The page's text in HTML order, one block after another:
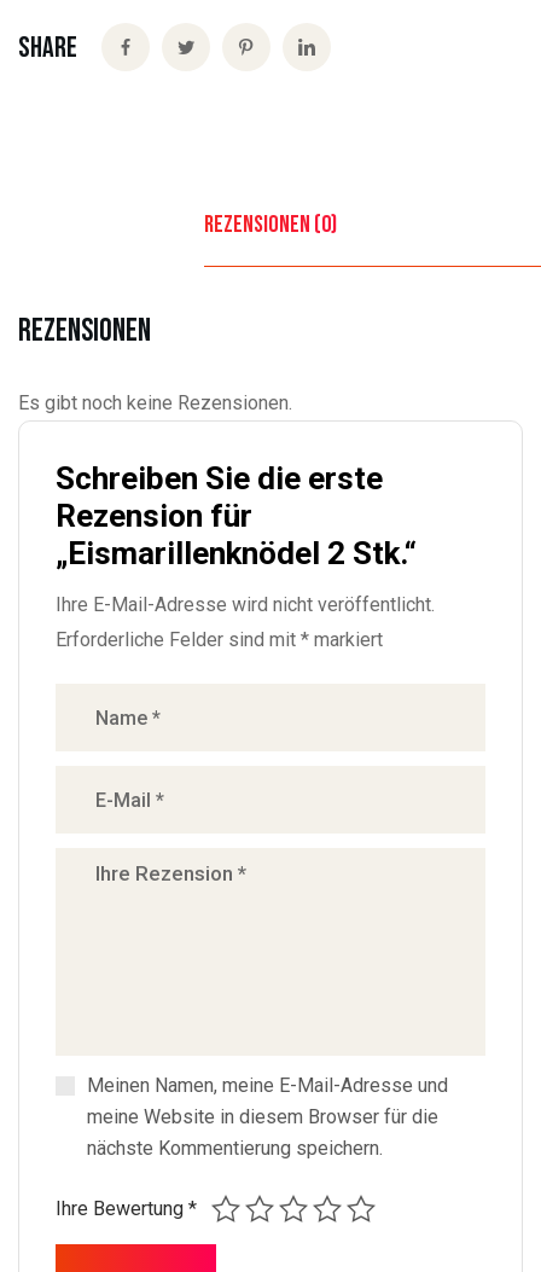
Share
Rezensionen (0)
Rezensionen
Es gibt noch keine Rezensionen.
Schreiben Sie die erste
Rezension für
„Eismarillenknödel 2 Stk.“
Ihre E-Mail-Adresse wird nicht veröffentlicht.
Erforderliche Felder sind mit * markiert
Meinen Namen, meine E-Mail-Adresse und
meine Website in diesem Browser für die
nächste Kommentierung speichern.
Ihre Bewertung *